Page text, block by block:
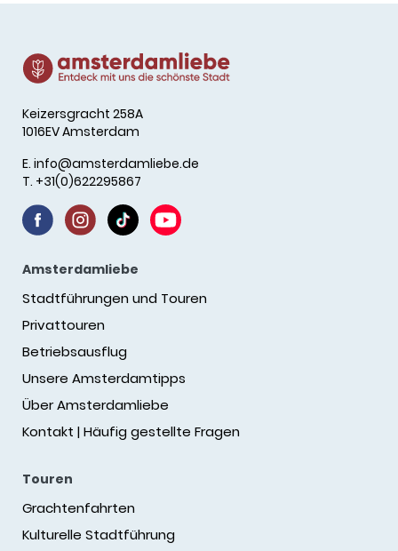
Keizersgracht 258A
1016EV Amsterdam
E. info@amsterdamliebe.de
T. +31(0)622295867
Amsterdamliebe
Stadtführungen und Touren
Privattouren
Betriebsausflug
Unsere Amsterdamtipps
Über Amsterdamliebe
Kontakt | Häufig gestellte Fragen
Touren
Grachtenfahrten
Kulturelle Stadtführung